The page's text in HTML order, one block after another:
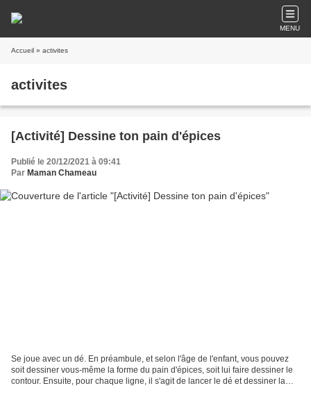
MENU
Accueil » activites
activites
[Activité] Dessine ton pain d'épices
Publié le 20/12/2021 à 09:41
Par Maman Chameau
Se joue avec un dé. En préambule, et selon l'âge de l'enfant, vous pouvez
soit dessiner vous-même la forme du pain d'épices, soit lui faire dessiner le
contour. Ensuite, pour chaque ligne, il s'agit de lancer le dé et dessiner la